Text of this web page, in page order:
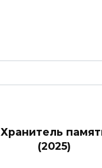
Хранитель
(2025)